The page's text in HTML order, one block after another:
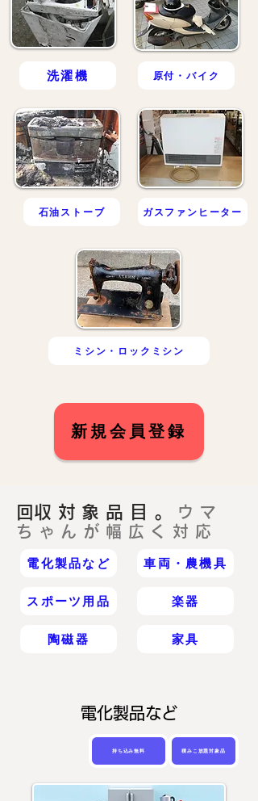
洗濯機
石油ストーブ
原付・バイク
ガスファンヒーター
ミシン・ロックミシン
新規会員登録
​回収対象品目。
ウマ
ちゃんが幅広く対応
電化製品など
スポーツ用品
陶磁器
車両・農機具
楽器
家具
電化製品など
持ち込み無料 積みこ放題対象品